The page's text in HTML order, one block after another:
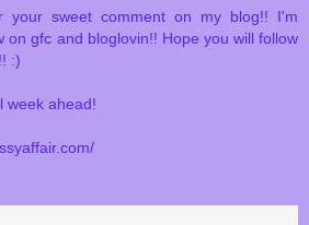
your sweet comment on my blog!! I'm
on gfc and bloglovin!! Hope you will follow
:)
week ahead!